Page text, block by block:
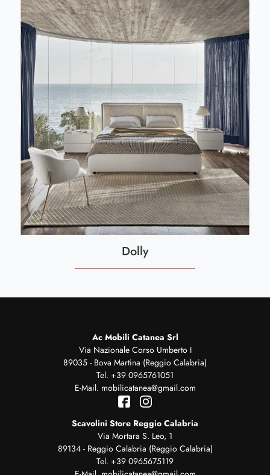
Dolly
Ac Mobili Catanea Srl
Via Nazionale Corso Umberto I
89035 - Bova Martina (Reggio Calabria)
Tel. +39 0965761051
E-Mail. mobilicatanea@gmail.com
Scavolini Store Reggio Calabria
Via Mortara S. Leo, 1
89134 - Reggio Calabria (Reggio Calabria)
Tel. +39 0965675119